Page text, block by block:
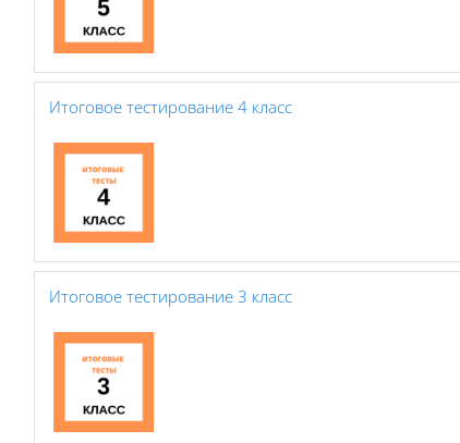
Итоговое тестирование 4 класс
Итоговое тестирование 3 класс